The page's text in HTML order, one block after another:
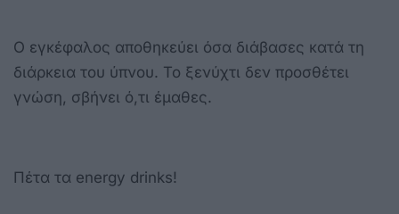
Ο εγκέφαλος αποθηκεύει όσα διάβασες κατά τη
διάρκεια του ύπνου. Το ξενύχτι δεν προσθέτει
γνώση, σβήνει ό,τι έμαθες.
Πέτα τα energy drinks!